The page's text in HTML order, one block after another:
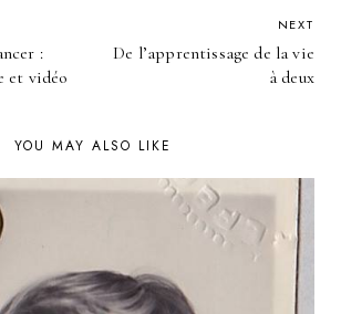
:
et vidéo
NEXT
De l’apprentissage de la vie
à deux
YOU MAY ALSO LIKE